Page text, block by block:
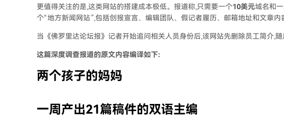
更值得关注的是,这类网站的搭建成本极低。报道称,只需要一个10美元域名和
个“地方新闻网站”,包括创报宣言、编辑团队、假记者履历、邮箱地址和文章内
当《佛罗里达论坛报》记者开始追问相关人员身份后,该网站先删除员工简介,随
这篇深度调查报道的原文内容编译如下:
两个孩子的妈妈
一周产出21篇稿件的双语主编